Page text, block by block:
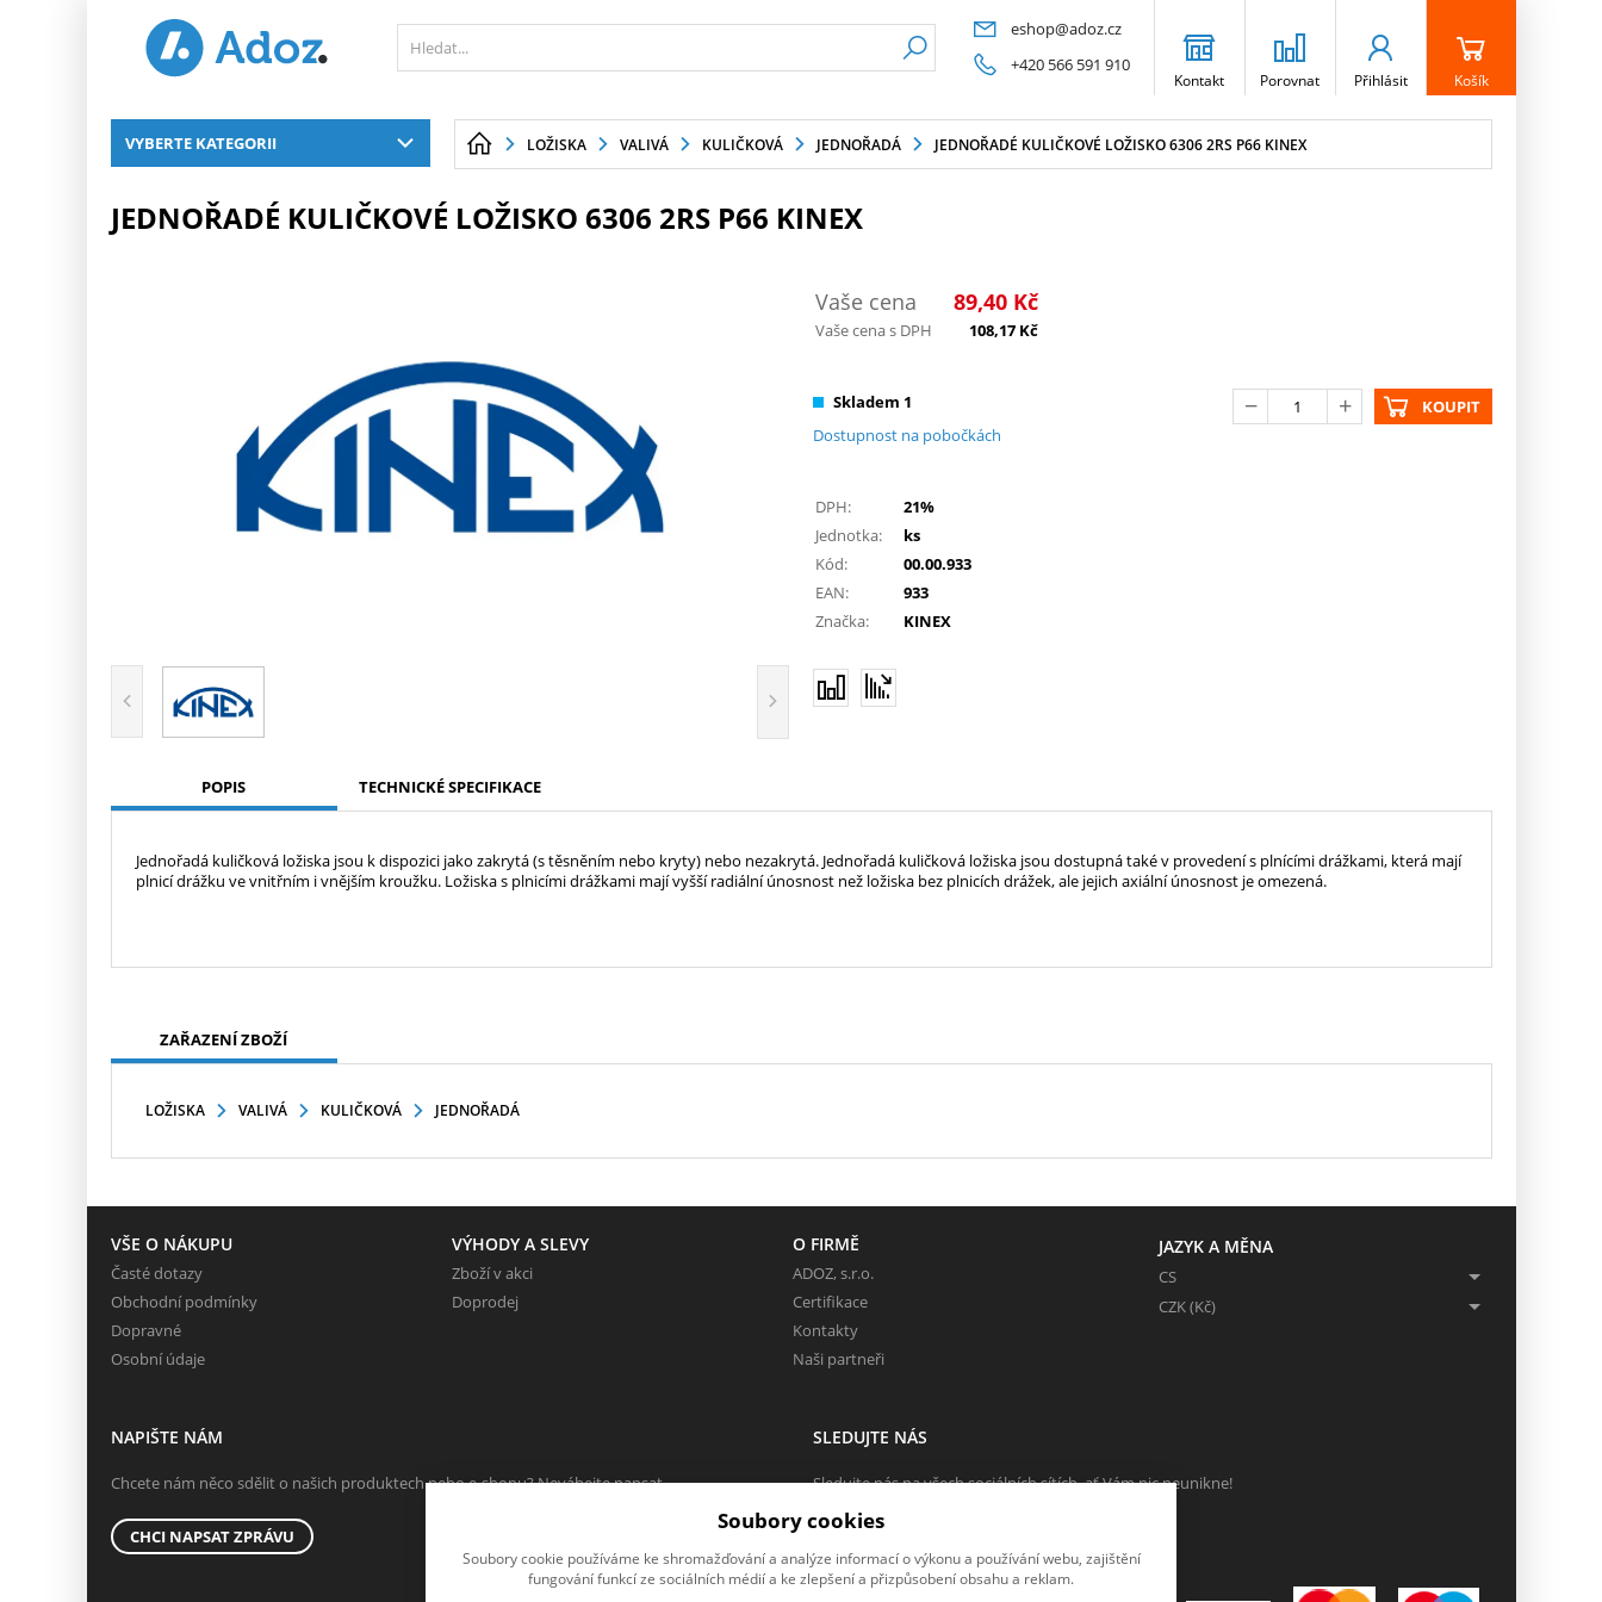
eshop@adoz.cz
+420 566 591 910
Kontakt Porovnat Přihlásit Košík
VYBERTE KATEGORII LOŽISKA VALIVÁ KULIČKOVÁ JEDNOŘADÁ JEDNOŘADÉ KULIČKOVÉ LOŽISKO 6306 2RS P66 KINEX
JEDNOŘADÉ KULIČKOVÉ LOŽISKO 6306 2RS P66 KINEX
Vaše cena 89,40 Kč
Vaše cena s DPH 108,17 Kč
Skladem 1
Dostupnost na pobočkách
KOUPIT
DPH:
21%
Jednotka:
ks
Kód:
00.00.933
EAN:
933
Značka:
KINEX
POPIS TECHNICKÉ SPECIFIKACE
Jednořadá kuličková ložiska jsou k dispozici jako zakrytá (s těsněním nebo kryty) nebo nezakrytá. Jednořadá kuličková ložiska jsou dostupná také v provedení s plnícími drážkami, která mají
plnicí drážku ve vnitřním i vnějším kroužku. Ložiska s plnicími drážkami mají vyšší radiální únosnost než ložiska bez plnicích drážek, ale jejich axiální únosnost je omezená.
ZAŘAZENÍ ZBOŽÍ
LOŽISKA VALIVÁ KULIČKOVÁ JEDNOŘADÁ
VŠE O NÁKUPU
Časté dotazy
Obchodní podmínky
Dopravné
Osobní údaje
VÝHODY A SLEVY
Zboží v akci
Doprodej
O FIRMĚ
ADOZ, s.r.o.
Certifikace
Kontakty
Naši partneři
JAZYK A MĚNA
CS
CZK (Kč)
NAPIŠTE NÁM
Chcete nám něco sdělit o našich produktech nebo e-shopu? Neváhejte napsat.
CHCI NAPSAT ZPRÁVU
SLEDUJTE NÁS
Sledujte nás na všech sociálních sítích, ať Vám nic neunikne!
Soubory cookies
Soubory cookie používáme ke shromažďování a analýze informací o výkonu a používání webu, zajištění
fungování funkcí ze sociálních médií a ke zlepšení a přizpůsobení obsahu a reklam.